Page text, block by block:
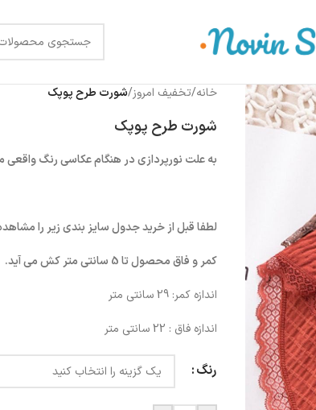
خانه/تخفیف امروز/شورت طرح پوپک
شورت طرح پوپک
به علت نورپردازی در هنگام عکاسی رنگ
لطفا قبل از خرید جدول سایز بندی زیر را
کمر و فاق محصول تا 5 سانتی متر کش می آید.
اندازه کمر: 29 سانتی متر
اندازه فاق : 22 سانتی متر
رنگ